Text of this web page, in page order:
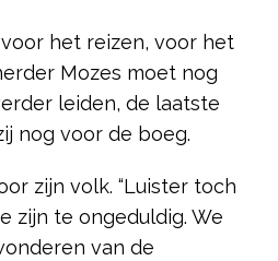
het reizen, voor het
Mozes moet nog
leiden, de laatste
nog voor de boeg.
zijn volk. “Luister toch
zijn te ongeduldig. We
van de